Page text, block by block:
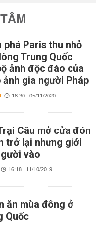
phá Paris thu nhỏ
Trung Quốc
ảnh độc đáo của
ảnh gia người Pháp
16:30 | 05/11/2020
Câu mở cửa đón
trở lại nhưng giới
vào
16:18 | 11/10/2019
ăn mùa đông ở
Quốc